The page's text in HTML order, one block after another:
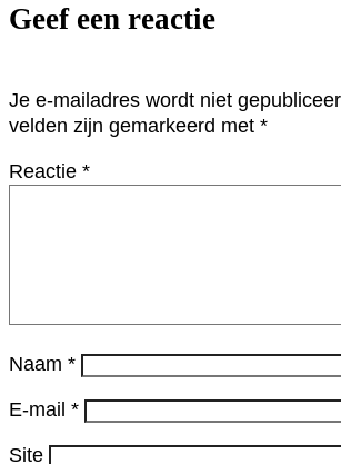
Geef een reactie
Je e-mailadres wordt niet
velden zijn gemarkeerd met *
Reactie *
Naam *
E-mail *
Site